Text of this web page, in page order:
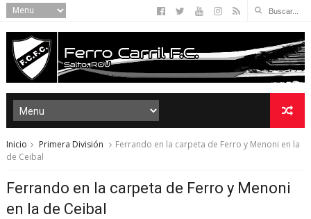
Inicio Primera División
Ferrando en la carpeta de Ferro y Menoni en la
de Ceibal
Ferrando en la carpeta de Ferro y Menoni
en la de Ceibal